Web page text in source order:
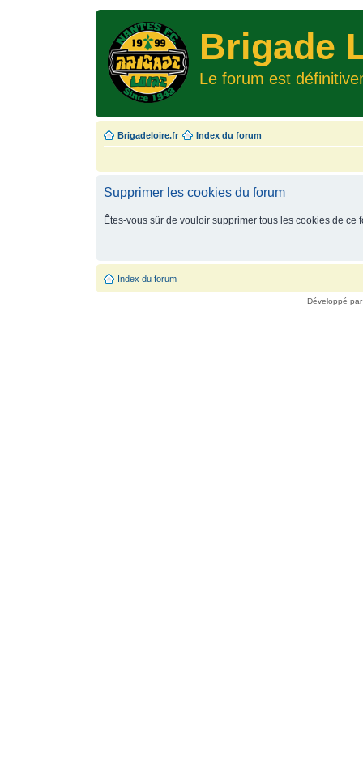
Brigade
Le forum est
Brigadeloire.fr Index du forum
Supprimer les cookies du forum
Êtes-vous sûr de vouloir supprimer tous les cookies de ce
Index du forum
Développé